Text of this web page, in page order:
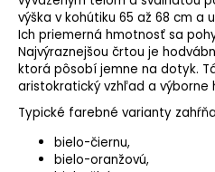
výška v kohútiku 65 až 68 cm a
Ich priemerná hmotnosť sa
Najvýraznejšou črtou je
ktorá pôsobí jemne na dotyk.
aristokratický vzhľad a výborne
Typické farebné varianty
bielo-čiernu,
bielo-oranžovú,